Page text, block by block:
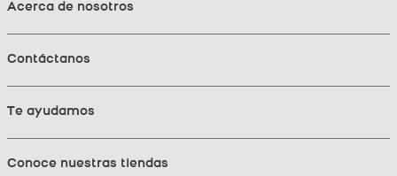
Acerca de nosotros
Contáctanos
Te ayudamos
Conoce nuestras tiendas